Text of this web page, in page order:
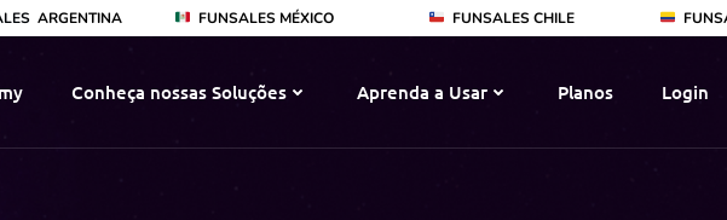
ARGENTINA FUNSALES MÉXICO FUNSALES CHILE
Conheça nossas Soluções Aprenda a Usar Planos Login